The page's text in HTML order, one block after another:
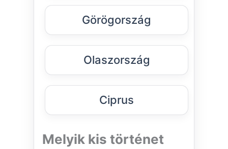
Görögország
Olaszország
Ciprus
Melyik kis történet